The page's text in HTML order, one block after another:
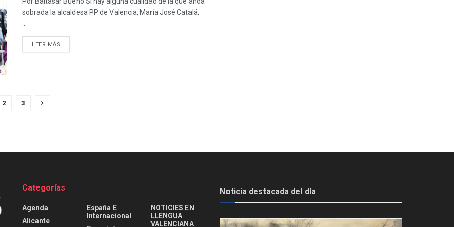
sobrada la alcaldesa PP de Valencia, María José Catalá,
LEER MÁS
2 3
Categorías
Agenda
Alicante
España E
Internacional
NOTICIES EN
LLENGUA
VALENCIANA
Noticia destacada del día